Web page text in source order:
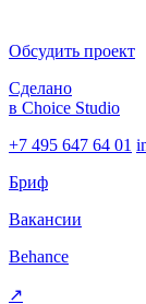
Обсудить проект
Сделано
в Choice Studio
+7 495 647 64 01
Бриф
Вакансии
Behance
↗